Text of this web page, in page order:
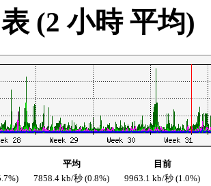
(2 小時 平均)
平均
目前
7858.4 kb/秒 (0.8%)
9963.1 kb/秒 (1.0%)